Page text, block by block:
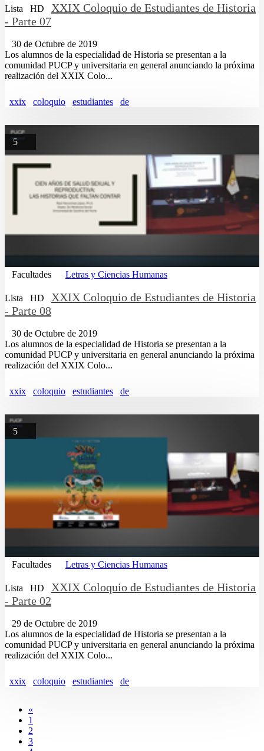
Lista HD
XXIX Coloquio de Estudiantes de Historia
- Parte 07
30 de Octubre de 2019
Los alumnos de la especialidad de Historia se presentan a la
comunidad PUCP y universitaria en general anunciando la próxima
realización del XXIX Colo...
xxix coloquio estudiantes de
5
Facultades Letras y Ciencias Humanas
Lista HD
XXIX Coloquio de Estudiantes de Historia
- Parte 08
30 de Octubre de 2019
Los alumnos de la especialidad de Historia se presentan a la
comunidad PUCP y universitaria en general anunciando la próxima
realización del XXIX Colo...
xxix coloquio estudiantes de
5
Facultades Letras y Ciencias Humanas
Lista HD
XXIX Coloquio de Estudiantes de Historia
- Parte 02
29 de Octubre de 2019
Los alumnos de la especialidad de Historia se presentan a la
comunidad PUCP y universitaria en general anunciando la próxima
realización del XXIX Colo...
xxix coloquio estudiantes de
«
1
2
3